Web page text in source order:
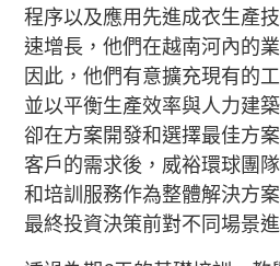
程序以及應用先進成衣生產
速增長，他們在越南河內的
因此，他們有意擴充現有的
並以平衡生產效率與人力建
卻在方案開發和選擇最佳方
客戶的需求後，威裕環球團
和培訓服務作為整體解決方
最終投資決策前對不同場景